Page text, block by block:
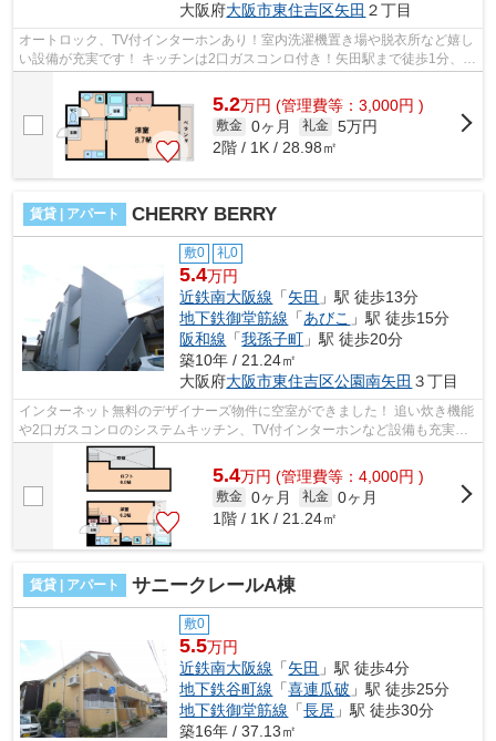
大阪府大阪市東住吉区矢田 ２丁目
オートロック、TV付インターホンあり！室内洗濯機置き場や脱衣所など嬉し
い設備が充実です！ キッチンは2口ガスコンロ付き！矢田駅まで徒歩1分、イ
5.2万円 (管理費等：3,000円 )
敷金 0ヶ月 礼金 5万円
2階 / 1K / 28.98㎡
賃貸 | アパート CHERRY BERRY
敷0 礼0
5.4万円
近鉄南大阪線 「矢田 」駅 徒歩13分
地下鉄御堂筋線 「あびこ 」駅 徒歩15分
阪和線 「我孫子町 」駅 徒歩20分
築10年 / 21.24㎡
大阪府大阪市東住吉区公園南矢田 ３丁目
インターネット無料のデザイナーズ物件に空室ができました！ 追い炊き機能
や2口ガスコンロのシステムキッチン、TV付インターホンなど設備も充実！
5.4万円 (管理費等：4,000円 )
敷金 0ヶ月 礼金 0ヶ月
1階 / 1K / 21.24㎡
賃貸 | アパート サニークレールA棟
敷0
5.5万円
近鉄南大阪線 「矢田 」駅 徒歩4分
地下鉄谷町線 「喜連瓜破 」駅 徒歩25分
地下鉄御堂筋線 「長居 」駅 徒歩30分
築16年 / 37.13㎡